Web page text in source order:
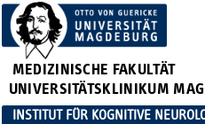
MEDIZINISCHE FAKULTÄT
UNIVERSITÄTSKLINIKUM
INSTITUT FÜR KOGNITIVE